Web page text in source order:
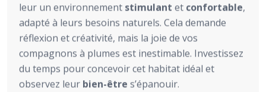
leur un environnement stimulant et confortable,
adapté à leurs besoins naturels. Cela demande
réflexion et créativité, mais la joie de vos
compagnons à plumes est inestimable. Investissez
du temps pour concevoir cet habitat idéal et
observez leur bien-être s’épanouir.